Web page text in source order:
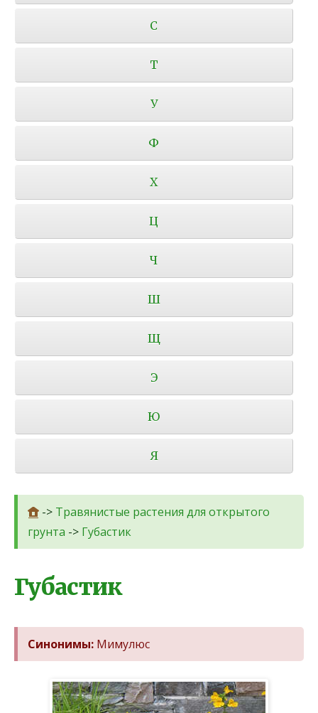
С
Т
У
Ф
Х
Ц
Ч
Ш
Щ
Э
Ю
Я
-> Травянистые растения для открытого
грунта -> Губастик
Губастик
Синонимы: Мимулюс